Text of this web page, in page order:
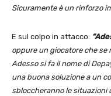
Sicuramente è un rinforzo
E sul colpo in attacco:
oppure un giocatore che se
Adesso si fa il nome di
una buona soluzione a un
sbloccheranno le situazioni